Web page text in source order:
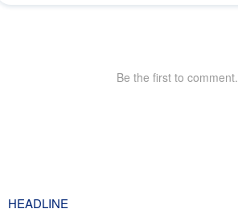
HEADLINE